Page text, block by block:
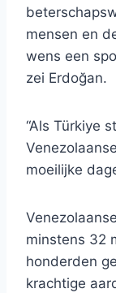
mensen en
wens een
zei Erdoğan.
“Als Türkiye
moeilijke
minstens 32
honderden
krachtige